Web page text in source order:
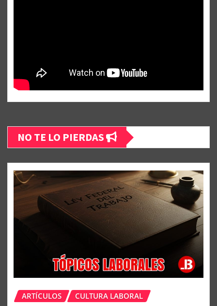
NO TE LO PIERDAS
ARTÍCULOS CULTURA LABORAL